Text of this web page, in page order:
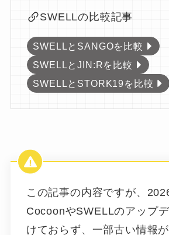
SWELLの比較記事
SWELLとSANGOを比較
SWELLとJIN:Rを比較
SWELLとSTORK19を比較
この記事の内容ですが、
CocoonやSWELLのアップ
けておらず、一部古い情報